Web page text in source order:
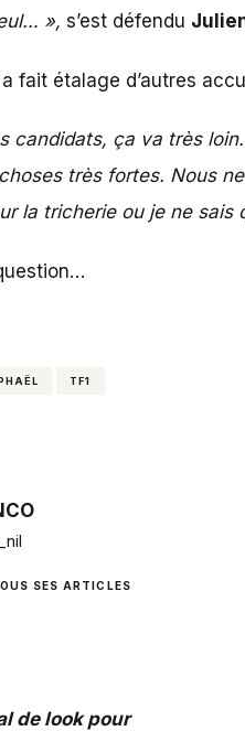
», s’est défendu
fait étalage d’autres
candidats, ça va très
très fortes. Nous
la tricherie ou je ne sais
TF1
SES ARTICLES
de look pour